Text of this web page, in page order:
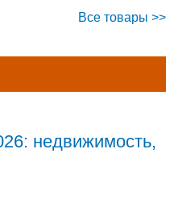
Все товары >>
недвижимость,